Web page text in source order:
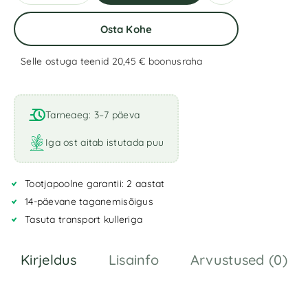
Osta Kohe
Selle ostuga teenid 20,45 € boonusraha
l
t
e
r
n
t
i
Tarneaeg: 3–7 päeva
Iga ost aitab istutada puu
Tootjapoolne garantii: 2 aastat
14-päevane taganemisõigus
Tasuta transport kulleriga
Kirjeldus Lisainfo Arvustused (0)